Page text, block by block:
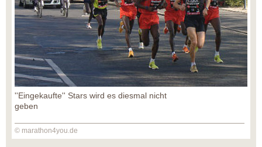
''Eingekaufte'' Stars wird es diesmal nicht
geben
© marathon4you.de